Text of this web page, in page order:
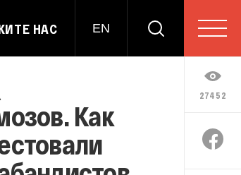
НАС EN
27452
Как